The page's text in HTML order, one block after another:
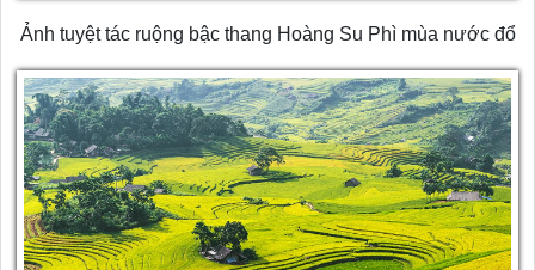
Ảnh tuyệt tác ruộng bậc thang Hoàng Su Phì mùa nước đổ